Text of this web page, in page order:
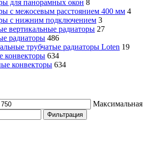
для панорамных окон 8
с межосевым расстоянием 400 мм 4
с нижним подключением 3
вертикальные радиаторы 27
радиаторы 486
трубчатые радиаторы Loten 19
конвекторы 634
конвекторы 634
Максимальная
Фильтрация